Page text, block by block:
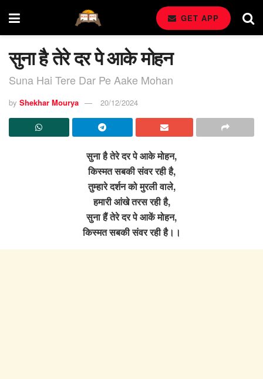
GET APP
सुना है तेरे दर पे आके मोहन
Suna Hai Tere Dar Pe Aake Mohan
by Shekhar Mourya 20/12/2024
सुना है तेरे दर पे आके मोहन,
किस्मत सबकी संवर रही है,
तुम्हारे दर्शन को मुरली वाले,
हमारी आंखे तरस रही है,
सुना हैं तेरे दर पे आकें मोहन,
किस्मत सबकी संवर रही है।।